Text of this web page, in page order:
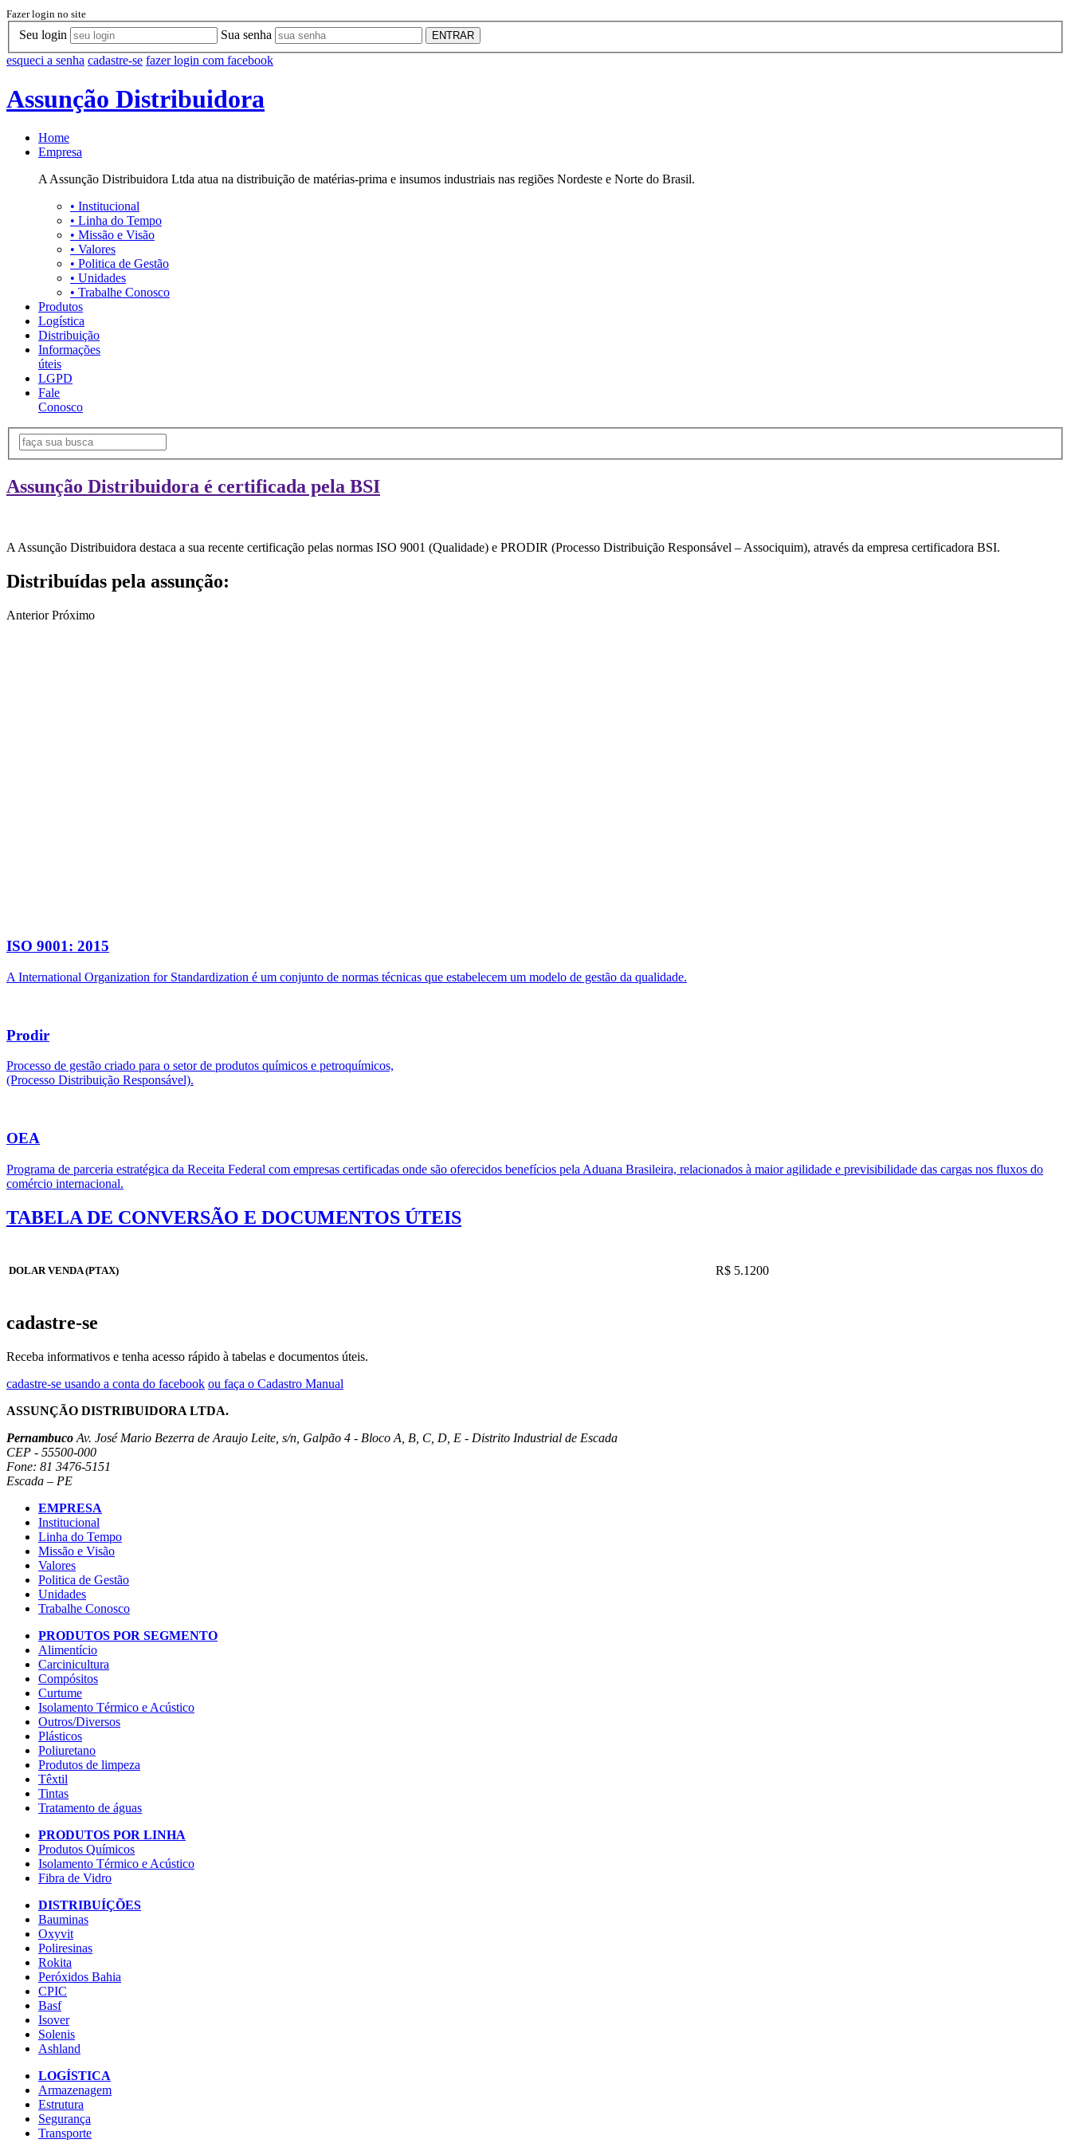
Fazer login no site
Seu login Sua senha ENTRAR
esqueci a senha cadastre-se fazer login com facebook
Assunção Distribuidora
Home
Empresa
A Assunção Distribuidora Ltda atua na distribuição de matérias-prima e insumos industriais nas regiões Nordeste e Norte do Brasil.
• Institucional
• Linha do Tempo
• Missão e Visão
• Valores
• Politica de Gestão
• Unidades
• Trabalhe Conosco
Produtos
Logística
Distribuição
Informações
úteis
LGPD
Fale
Conosco
Assunção Distribuidora é certificada pela BSI
A Assunção Distribuidora destaca a sua recente certificação pelas normas ISO 9001 (Qualidade) e PRODIR (Processo Distribuição Responsável – Associquim), através da empresa certificadora BSI.
Distribuídas pela assunção:
Anterior Próximo
ISO 9001: 2015
A International Organization for Standardization é um conjunto de normas técnicas que estabelecem um modelo de gestão da qualidade.
Prodir
Processo de gestão criado para o setor de produtos químicos e petroquímicos,
(Processo Distribuição Responsável).
OEA
Programa de parceria estratégica da Receita Federal com empresas certificadas onde são oferecidos benefícios pela Aduana Brasileira, relacionados à maior agilidade e previsibilidade das cargas nos fluxos do
comércio internacional.
TABELA DE CONVERSÃO E DOCUMENTOS ÚTEIS
DOLAR VENDA (PTAX) R$ 5.1200
cadastre-se
Receba informativos e tenha acesso rápido à tabelas e documentos úteis.
cadastre-se usando a conta do facebook ou faça o Cadastro Manual
ASSUNÇÃO DISTRIBUIDORA LTDA.
Pernambuco Av. José Mario Bezerra de Araujo Leite, s/n, Galpão 4 - Bloco A, B, C, D, E - Distrito Industrial de Escada
CEP - 55500-000
Fone: 81 3476-5151
Escada – PE
EMPRESA
Institucional
Linha do Tempo
Missão e Visão
Valores
Politica de Gestão
Unidades
Trabalhe Conosco
PRODUTOS POR SEGMENTO
Alimentício
Carcinicultura
Compósitos
Curtume
Isolamento Térmico e Acústico
Outros/Diversos
Plásticos
Poliuretano
Produtos de limpeza
Têxtil
Tintas
Tratamento de águas
PRODUTOS POR LINHA
Produtos Químicos
Isolamento Térmico e Acústico
Fibra de Vidro
DISTRIBUÍÇÕES
Bauminas
Oxyvit
Poliresinas
Rokita
Peróxidos Bahia
CPIC
Basf
Isover
Solenis
Ashland
LOGÍSTICA
Armazenagem
Estrutura
Segurança
Transporte